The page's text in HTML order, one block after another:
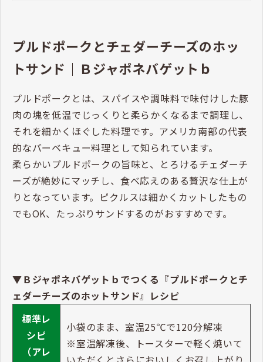
プルドポークとチェダーチーズのホッ
トサンド｜Ｂジャポネバゲットｂ
プルドポークとは、スパイスや調味料で味付けした豚
肉の塊を低温でじっくりと柔らかくなるまで調理し、
それを細かくほぐした料理です。アメリカ南部の代表
的なバーベキュー料理として知られています。
柔らかいプルドポークの旨味と、とろけるチェダーチ
ーズが絶妙にマッチし、食べ応えのある贅沢な仕上が
りとなっています。ピクルスは細かくカットしたもの
でもOK、たっぷりサンドするのがおすすめです。